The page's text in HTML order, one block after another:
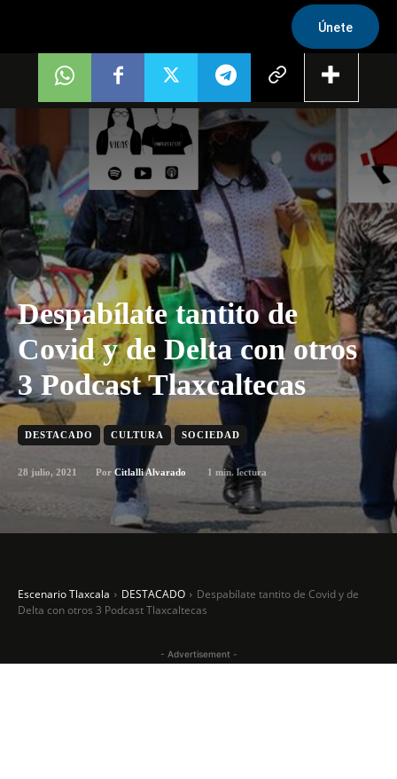
Únete
Despabílate tantito de
Covid y de Delta con otros
3 Podcast Tlaxcaltecas
DESTACADO CULTURA SOCIEDAD
28 julio, 2021 Por Citlalli Alvarado 1 min. lectura
Escenario Tlaxcala DESTACADO
Despabílate tantito de Covid y de
Delta con otros 3 Podcast Tlaxcaltecas
- Advertisement -